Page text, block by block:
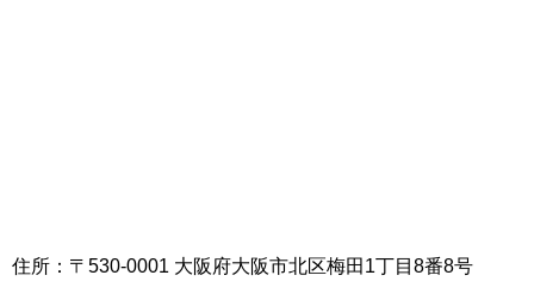
住所：〒530-0001 大阪府大阪市北区梅田1丁目8番8号